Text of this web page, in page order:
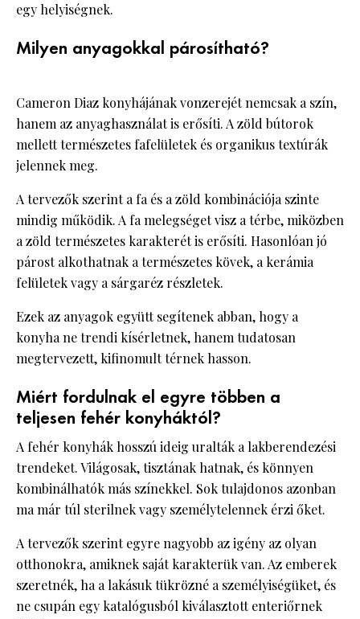
egy helyiségnek.
Milyen anyagokkal párosítható?
Cameron Diaz konyhájának vonzerejét nemcsak a szín,
hanem az anyaghasználat is erősíti. A zöld bútorok
mellett természetes fafelületek és organikus textúrák
jelennek meg.
A tervezők szerint a fa és a zöld kombinációja szinte
mindig működik. A fa melegséget visz a térbe, miközben
a zöld természetes karakterét is erősíti. Hasonlóan jó
párost alkothatnak a természetes kövek, a kerámia
felületek vagy a sárgaréz részletek.
Ezek az anyagok együtt segítenek abban, hogy a
konyha ne trendi kísérletnek, hanem tudatosan
megtervezett, kifinomult térnek hasson.
Miért fordulnak el egyre többen a
teljesen fehér konyháktól?
A fehér konyhák hosszú ideig uralták a lakberendezési
trendeket. Világosak, tisztának hatnak, és könnyen
kombinálhatók más színekkel. Sok tulajdonos azonban
ma már túl sterilnek vagy személytelennek érzi őket.
A tervezők szerint egyre nagyobb az igény az olyan
otthonokra, amiknek saját karakterük van. Az emberek
szeretnék, ha a lakásuk tükrözné a személyiségüket, és
ne csupán egy katalógusból kiválasztott enteriőrnek